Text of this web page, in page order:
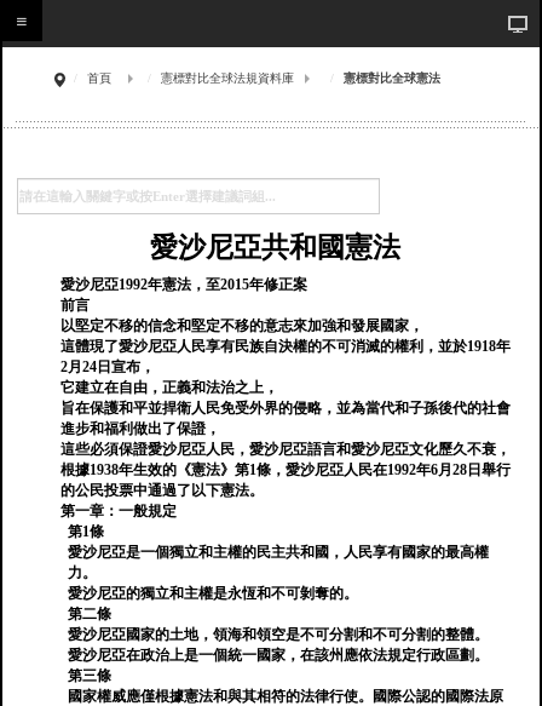
首頁 憲標對比全球法規資料庫 憲標對比全球憲法
愛沙尼亞共和國憲法
愛沙尼亞1992年憲法，至2015年修正案
前言
以堅定不移的信念和堅定不移的意志來加強和發展國家，
這體現了愛沙尼亞人民享有民族自決權的不可消滅的權利，並於1918年
2月24日宣布，
它建立在自由，正義和法治之上，
旨在保護和平並捍衛人民免受外界的侵略，並為當代和子孫後代的社會
進步和福利做出了保證，
這些必須保證愛沙尼亞人民，愛沙尼亞語言和愛沙尼亞文化歷久不衰，
根據1938年生效的《憲法》第1條，愛沙尼亞人民在1992年6月28日舉行
的公民投票中通過了以下憲法。
第一章：一般規定
第1條
愛沙尼亞是一個獨立和主權的民主共和國，人民享有國家的最高權
力。
愛沙尼亞的獨立和主權是永恆和不可剝奪的。
第二條
愛沙尼亞國家的土地，領海和領空是不可分割和不可分割的整體。
愛沙尼亞在政治上是一個統一國家，在該州應依法規定行政區劃。
第三條
國家權威應僅根據憲法和與其相符的法律行使。國際公認的國際法原